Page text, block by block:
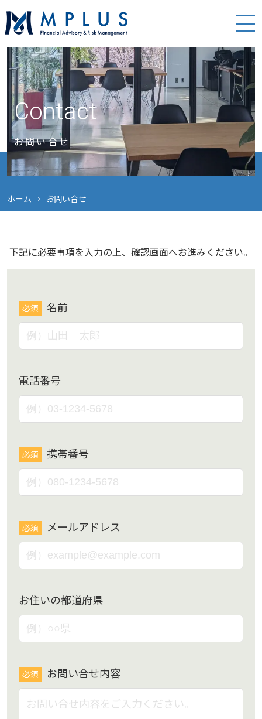
Contact
お問い合せ
ホーム お問い合せ
下記に必要事項を入力の上、 確認画面へお進みください。
名前
必須
電話番号
携帯番号
必須
メールアドレス
必須
お住いの都道府県
お問い合せ内容
必須